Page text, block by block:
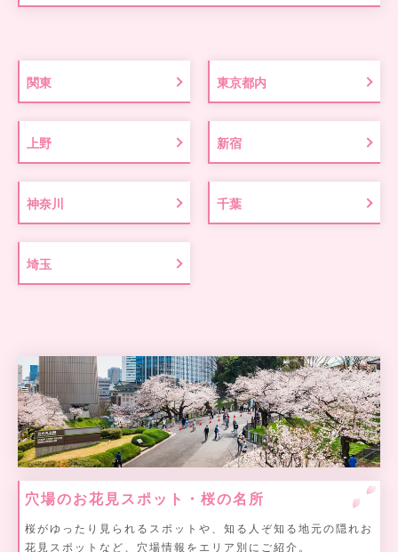
関東 東京都内
上野 新宿
神奈川 千葉
埼玉
穴場のお花見スポット・桜の名所
桜がゆったり見られるスポットや、知る人ぞ知る地元の隠れお
花見スポットなど、穴場情報をエリア別にご紹介。